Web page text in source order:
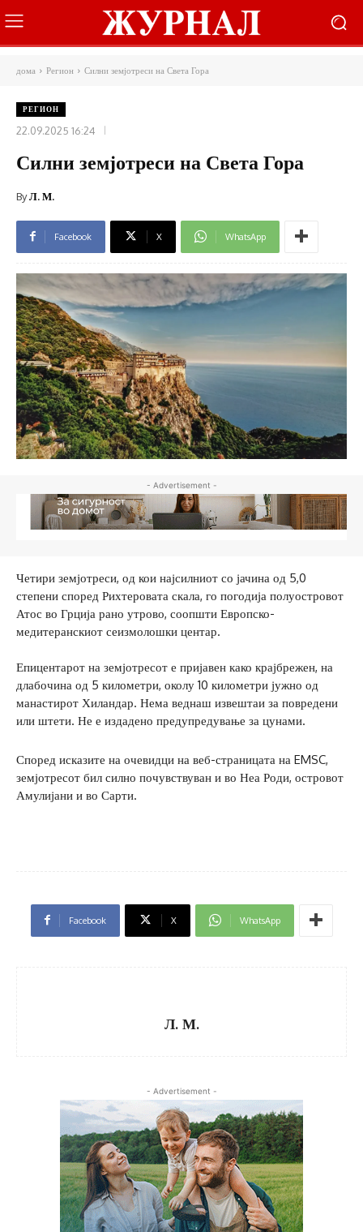
дома Регион Силни земјотреси на Света Гора
РЕГИОН
22.09.2025 16:24
Силни земјотреси на Света Гора
ByЛ. М.
Facebook X WhatsApp
- Advertisement -
Четири земјотреси, од кои најсилниот со јачина од 5,0
степени според Рихтеровата скала, го погодија полуостровот
Атос во Грција рано утрово, соопшти Европско-
медитеранскиот сеизмолошки центар.
Епицентарот на земјотресот е пријавен како крајбрежен, на
длабочина од 5 километри, околу 10 километри јужно од
манастирот Хиландар. Нема веднаш извештаи за повредени
или штети. Не е издадено предупредување за цунами.
Според исказите на очевидци на веб-страницата на EMSC,
земјотресот бил силно почувствуван и во Неа Роди, островот
Амулијани и во Сарти.
Facebook X WhatsApp
Л. М.
- Advertisement -